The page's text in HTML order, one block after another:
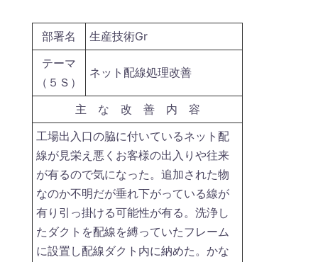
部署名
生産技術Gr
テーマ
（５Ｓ）
ネット配線処理改善
主 な 改 善 内 容
工場出入口の脇に付いているネット配
線が見栄え悪くお客様の出入りや往来
が有るので気になった。追加された物
なのか不明だが垂れ下がっている線が
有り引っ掛ける可能性が有る。洗浄し
たダクトを配線を縛っていたフレーム
に設置し配線ダクト内に納めた。かな